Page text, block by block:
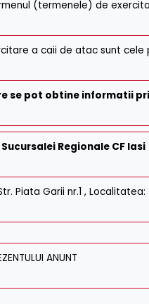
(termenele) de
a caii de atac sunt cele
se pot obtine informatii
Regionale CF Iasi
Piata Garii nr.1 ,
ANUNT